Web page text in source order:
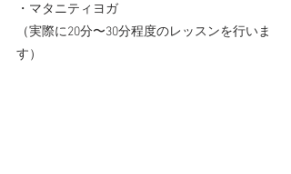
・マタニティヨガ
（実際に20分〜30分程度のレッスンを行いま
す）